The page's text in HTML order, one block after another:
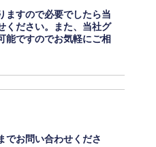
ますので必要でしたら当
ください。また、当社グ
能ですのでお気軽にご相
でお問い合わせくださ